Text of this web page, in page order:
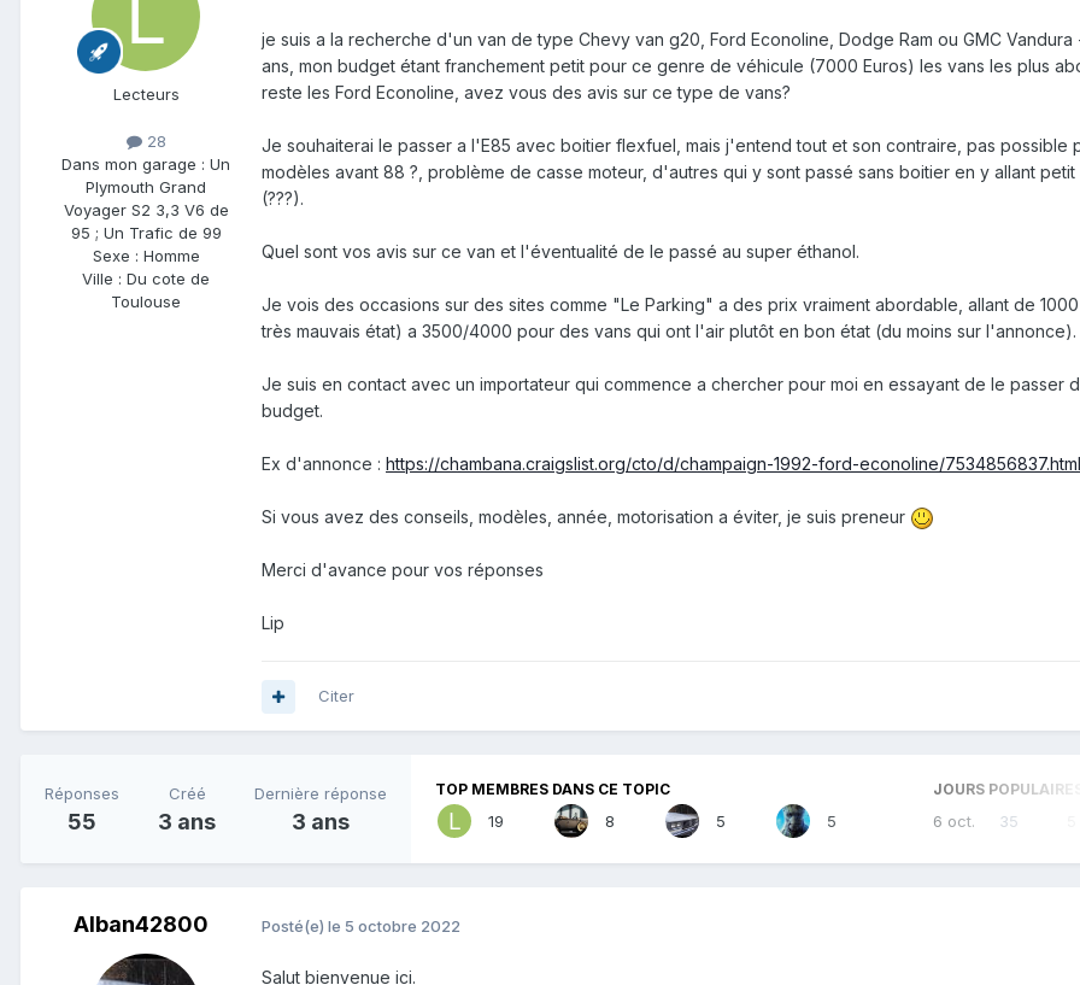
Lecteurs
28
Dans mon garage : Un
Plymouth Grand
Voyager S2 3,3 V6 de
95 ; Un Trafic de 99
Sexe : Homme
Ville : Du cote de
Toulouse
je suis a la recherche d'un van de type Chevy van g20, Ford Econoline, Dodge Ram ou GMC Vandura
ans, mon budget étant franchement petit pour ce genre de véhicule (7000 Euros) les vans les plus
reste les Ford Econoline, avez vous des avis sur ce type de vans?
Je souhaiterai le passer a l'E85 avec boitier flexfuel, mais j'entend tout et son contraire, pas possible
modèles avant 88 ?, problème de casse moteur, d'autres qui y sont passé sans boitier en y allant petit
(???).
Quel sont vos avis sur ce van et l'éventualité de le passé au super éthanol.
Je vois des occasions sur des sites comme "Le Parking" a des prix vraiment abordable, allant de
très mauvais état) a 3500/4000 pour des vans qui ont l'air plutôt en bon état (du moins sur l'annonce).
Je suis en contact avec un importateur qui commence a chercher pour moi en essayant de le passer
budget.
Ex d'annonce : https://chambana.craigslist.org/cto/d/champaign-1992-ford-econoline/7534856837.html
Si vous avez des conseils, modèles, année, motorisation a éviter, je suis preneur
Merci d'avance pour vos réponses
Lip
Citer
Réponses
55
Créé
3 ans
Dernière réponse
3 ans
TOP MEMBRES DANS CE TOPIC
19 8 5 5
JOURS POPULAIRES
6 oct. 35
Alban42800 Posté(e) le 5 octobre 2022
Salut bienvenue ici.